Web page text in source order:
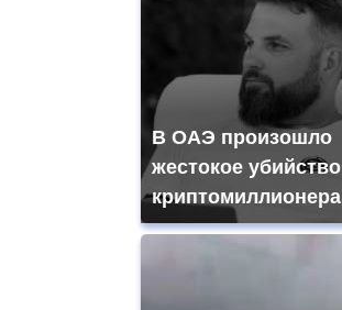
В ОАЭ произошло
жестокое убийство
криптомиллионера